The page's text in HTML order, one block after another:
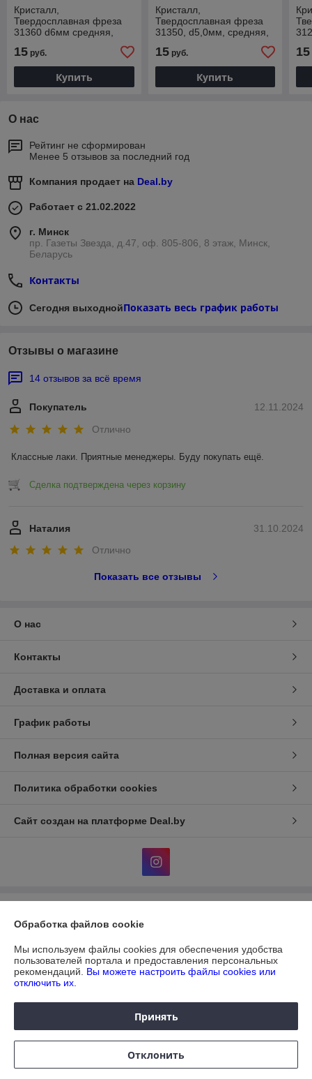
Кристалл,
Твердосплавная фреза
31360 d6мм средняя,
15 руб.
Купить
Кристалл,
Твердосплавная фреза
31350, d5,0мм, средняя,
15руб.
Купить
15
О нас
Рейтинг не сформирован
Менее 5 отзывов за последний год
Компания продает на Deal.by
Работает с 21.02.2022
г. Минск
пр. Газеты Звезда, д.47, оф. 805-806, 8 этаж, Минск,
Беларусь
Контакты
Сегодня выходнойПоказать весь график работы
Отзывы о магазине
14 отзывов за всё время
12.11.2024
Покупатель
Отлично
Классные лаки. Приятные менеджеры. Буду покупать ещё.
Сделка подтверждена через корзину
31.10.2024
Наталия
Отлично
Показать все отзывы
О нас
Контакты
Доставка и оплата
График работы
Полная версия сайта
Политика обработки cookies
Сайт создан на платформе Deal.by
г.Минск,пр.Независимости,95,к.3,ком.32а
Регистрационный номер ЕГР: 690303612
Регистрационный орган: Мингорисполком.
Местонахождение книги жалоб и предложений: пр. Газеты Звезда,
д.47, оф. 805-806, 8 этаж
Обработка файлов cookie
Мы используем файлы cookies для обеспечения удобства
пользователей портала и предоставления персональных
рекомендаций. Вы можете настроить файлы cookies или
отключить их.
Принять
Отклонить